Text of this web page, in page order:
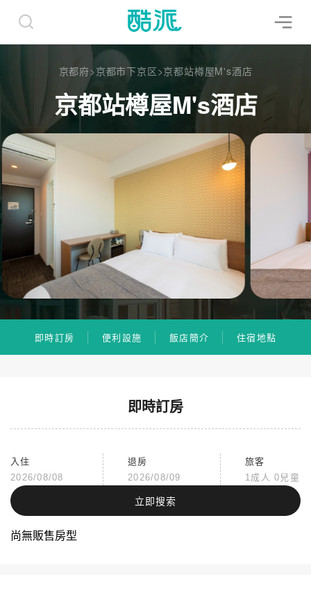
京都府>京都市下京区>京都站樽屋M's酒店
京都站樽屋M's酒店
即時訂房 便利設施 飯店簡介 住宿地點
即時訂房
入住
2026/08/08
退房
2026/08/09
旅客
1成人 0兒童
立即搜索
尚無販售房型